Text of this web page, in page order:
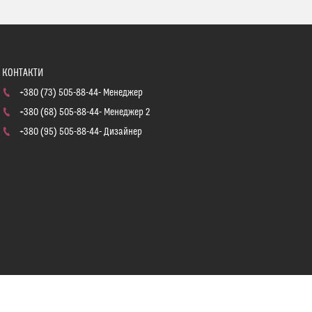
+380 (73) 505-88-44 Менеджер
+380 (68) 505-88-44 Менеджер 2
+380 (95) 505-88-44 Дизайнер